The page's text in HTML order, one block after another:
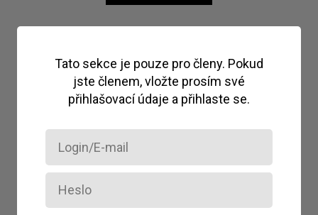
Tato sekce je pouze pro členy. Pokud
jste členem, vložte prosím své
přihlašovací údaje a přihlaste se.